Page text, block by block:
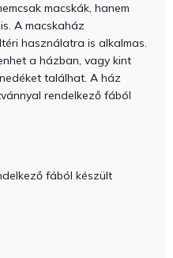
macskák, hanem
A macskaház
használatra is alkalmas.
a házban, vagy kint
találhat. A ház
rendelkező fából
fából készült